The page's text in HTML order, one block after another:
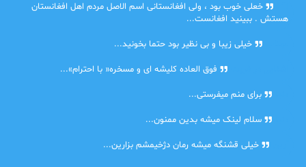
خعلی خوب بود ، ولی افغانستانی اسم الاصل مردم اهل افغانستان
هستش . ببینید افغانست...
خیلی زیبا و بی نظیر بود حتما بخونید...
فوق العاده کلیشه ای و مسخره« با احترام»...
برای منم میفرستی...
سلام لینک میشه بدین ممنون...
خیلی قشنگه میشه رمان دژخیمشم بزارین...